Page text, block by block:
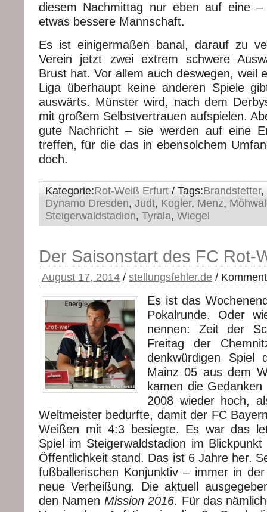
diesem Nachmittag nur eben auf eine
etwas bessere Mannschaft.
Es ist einigermaßen banal, darauf zu
Verein jetzt zwei extrem schwere
Brust hat. Vor allem auch deswegen, weil
Liga überhaupt keine anderen Spiele
auswärts. Münster wird, nach dem
mit großem Selbstvertrauen aufspielen.
gute Nachricht – sie werden auf eine
treffen, für die das in ebensolchem
doch.
Kategorie:Rot-Weiß Erfurt / Tags:Brandstetter,
Dynamo Dresden, Judt, Kogler, Menz,
Steigerwaldstadion, Tyrala, Wiegel
Der Saisonstart des FC Rot-
August 17, 2014 / stellungsfehler.de /
Es ist das
Pokalrunde. Oder
nennen: Zeit der
Freitag der
denkwürdigen Spiel
Mainz 05 aus dem
kamen die
2008 wieder hoch,
Weltmeister bedurfte, damit der FC
Weißen mit 4:3 besiegte. Es war das
Spiel im Steigerwaldstadion im
Öffentlichkeit stand. Das ist 6 Jahre her.
fußballerischen Konjunktiv – immer in
neue Verheißung. Die aktuell
den Namen Mission 2016. Für das